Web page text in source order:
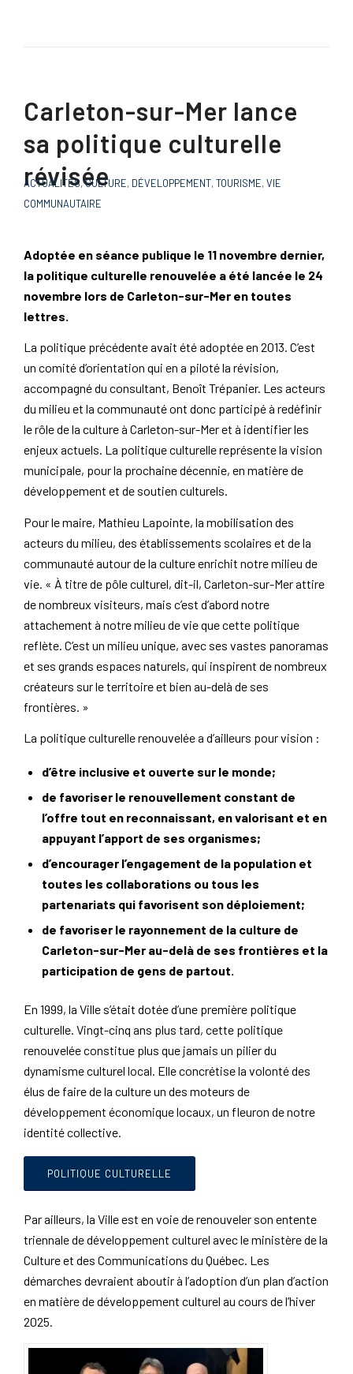
Carleton-sur-Mer lance
sa politique culturelle
révisée
ACTUALITÉS,CULTURE, DÉVELOPPEMENT, TOURISME, VIE
COMMUNAUTAIRE
Adoptée en séance publique le 11 novembre dernier,
la politique culturelle renouvelée a été lancée le 24
novembre lors de Carleton-sur-Mer en toutes
lettres.
La politique précédente avait été adoptée en 2013. C’est
un comité d’orientation qui en a piloté la révision,
accompagné du consultant, Benoît Trépanier. Les acteurs
du milieu et la communauté ont donc participé à redéfinir
le rôle de la culture à Carleton-sur-Mer et à identifier les
enjeux actuels. La politique culturelle représente la vision
municipale, pour la prochaine décennie, en matière de
développement et de soutien culturels.
Pour le maire, Mathieu Lapointe, la mobilisation des
acteurs du milieu, des établissements scolaires et de la
communauté autour de la culture enrichit notre milieu de
vie. « À titre de pôle culturel, dit-il, Carleton-sur-Mer attire
de nombreux visiteurs, mais c’est d’abord notre
attachement à notre milieu de vie que cette politique
reflète. C’est un milieu unique, avec ses vastes panoramas
et ses grands espaces naturels, qui inspirent de nombreux
créateurs sur le territoire et bien au-delà de ses
frontières. »
La politique culturelle renouvelée a d’ailleurs pour vision :
d’être inclusive et ouverte sur le monde;
de favoriser le renouvellement constant de
l’offre tout en reconnaissant, en valorisant et en
appuyant l’apport de ses organismes;
d’encourager l’engagement de la population et
toutes les collaborations ou tous les
partenariats qui favorisent son déploiement;
de favoriser le rayonnement de la culture de
Carleton-sur-Mer au-delà de ses frontières et la
participation de gens de partout.
En 1999, la Ville s’était dotée d’une première politique
culturelle. Vingt-cinq ans plus tard, cette politique
renouvelée constitue plus que jamais un pilier du
dynamisme culturel local. Elle concrétise la volonté des
élus de faire de la culture un des moteurs de
développement économique locaux, un fleuron de notre
identité collective.
POLITIQUE CULTURELLE
Par ailleurs, la Ville est en voie de renouveler son entente
triennale de développement culturel avec le ministère de la
Culture et des Communications du Québec. Les
démarches devraient aboutir à l’adoption d’un plan d’action
en matière de développement culturel au cours de l’hiver
2025.